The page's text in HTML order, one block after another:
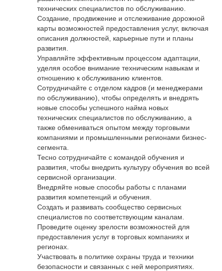
технических специалистов по обслуживанию.
Создание, продвижение и отслеживание дорожной
карты возможностей предоставления услуг, включая
описания должностей, карьерные пути и планы
развития.
Управляйте эффективным процессом адаптации,
уделяя особое внимание техническим навыкам и
отношению к обслуживанию клиентов.
Сотрудничайте с отделом кадров (и менеджерами
по обслуживанию), чтобы определять и внедрять
новые способы успешного найма новых
технических специалистов по обслуживанию, а
также обмениваться опытом между торговыми
компаниями и промышленными регионами бизнес-
сегмента.
Тесно сотрудничайте с командой обучения и
развития, чтобы внедрить культуру обучения во всей
сервисной организации.
Внедряйте новые способы работы с планами
развития компетенций и обучения.
Создать и развивать сообщество сервисных
специалистов по соответствующим каналам.
Проведите оценку зрелости возможностей для
предоставления услуг в торговых компаниях и
регионах.
Участвовать в политике охраны труда и техники
безопасности и связанных с ней мероприятиях.